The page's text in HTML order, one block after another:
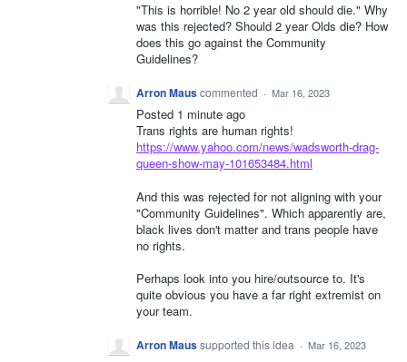
"This is horrible! No 2 year old should die." Why
was this rejected? Should 2 year Olds die? How
does this go against the Community
Guidelines?
Arron Mauscommented · Mar 16, 2023
Posted 1 minute ago
Trans rights are human rights!
https://www.yahoo.com/news/wadsworth-drag-
queen-show-may-101653484.html
And this was rejected for not aligning with your
"Community Guidelines". Which apparently are,
black lives don't matter and trans people have
no rights.
Perhaps look into you hire/outsource to. It's
quite obvious you have a far right extremist on
your team.
Arron Maussupported this idea · Mar 16, 2023